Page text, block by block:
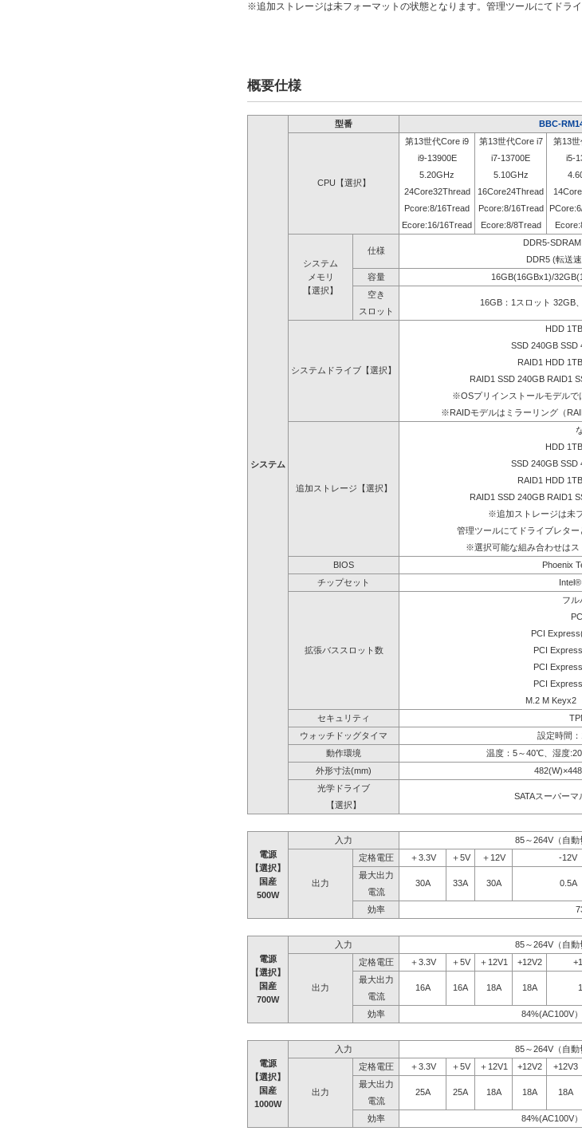
※追加ストレージは未フォーマットの状態となります。管理ツールにてドラ
概要仕様
システム
型番 BBC-
CPU【選択】
第13世代Core i9 第13世代Core i7 第13
i9-13900E
i7-13700E i5-
5.20GHz
5.10GHz
24Core32Thread
16Core24Thread
Pcore:8/16Tread
Pcore:8/16Tread
Ecore:16/16Tread
Ecore:8/8Tread
システム
メモリ
【選択】
仕様
DDR5-SDRAM
DDR5 (転送
容量
16GB(16GBx1)/
空き
16GB：1スロット 32GB
スロット
システムドライブ【選択】
HDD
SSD 240GB SSD
RAID1 HDD
RAID1 SSD 240GB RAID1
※OSプリインストールモデルで
※RAIDモデルはミラーリング（
追加ストレージ【選択】
HDD
SSD 240GB SSD
RAID1 HDD
RAID1 SSD 240GB RAID1
※追加ストレージは未
管理ツールにてドライブレタ
※選択可能な組み合わせはス
BIOS
Phoenix
チップセット
拡張バススロット数
フル
PCI
PCI
PCI
PCI
M.2 M
セキュリティ
ウォッチドッグタイマ
設定時間
動作環境
温度：5～40℃、湿度
外形寸法(mm)
光学ドライブ
SATAスーパー
【選択】
電源
【選択】
国産
500W
入力 85～264V（自動
出力
定格電圧 ＋3.3V ＋5V ＋12V -12V
最大出力
30A
33A 30A 0.5A
電流
効率
電源
【選択】
国産
700W
入力 85～264V（自動
出力
定格電圧 ＋3.3V ＋5V ＋12V1 +12V2
最大出力
16A
16A 18A 18A
電流
効率
84%(AC100V
電源
【選択】
国産
1000W
入力 85～264V（自動
出力
定格電圧 ＋3.3V ＋5V ＋12V1 +12V2 +12V3
最大出力
25A
25A 18A 18A 18A
電流
効率
84%(AC100V